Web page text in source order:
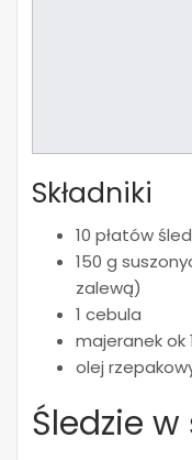
Składniki
10 płatów
150 g
zalewą)
1 cebula
majeranek ok
olej
Śledzie